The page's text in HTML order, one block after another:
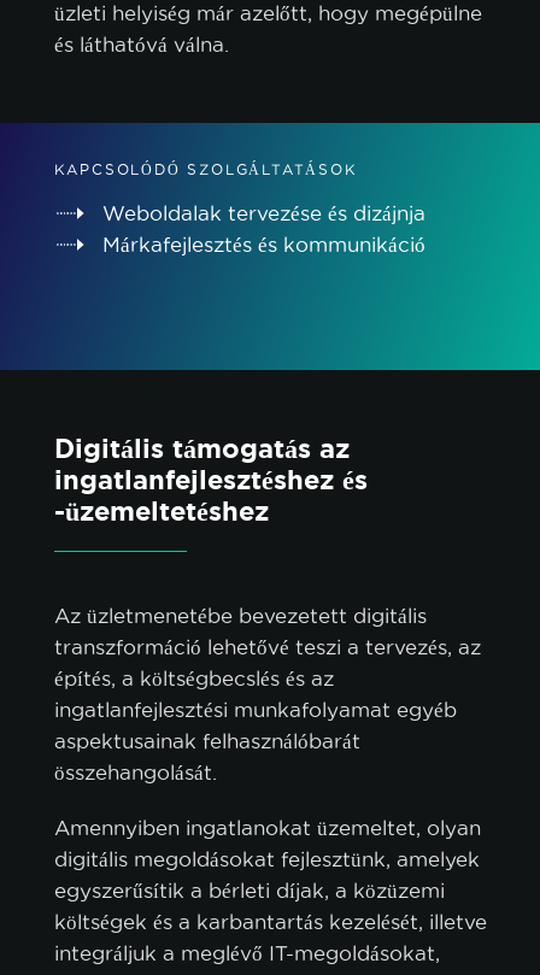
üzleti helyiség már azelőtt, hogy megépülne
és láthatóvá válna.
KAPCSOLÓDÓ SZOLGÁLTATÁSOK
Weboldalak tervezése és dizájnja
Márkafejlesztés és kommunikáció
Digitális támogatás az
ingatlanfejlesztéshez és
-üzemeltetéshez
Az üzletmenetébe bevezetett digitális
transzformáció lehetővé teszi a tervezés, az
építés, a költségbecslés és az
ingatlanfejlesztési munkafolyamat egyéb
aspektusainak felhasználóbarát
összehangolását.
Amennyiben ingatlanokat üzemeltet, olyan
digitális megoldásokat fejlesztünk, amelyek
egyszerűsítik a bérleti díjak, a közüzemi
költségek és a karbantartás kezelését, illetve
integráljuk a meglévő IT-megoldásokat,